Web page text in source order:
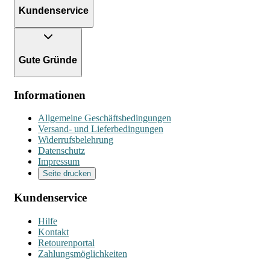
Kundenservice
Gute Gründe
Informationen
Allgemeine Geschäftsbedingungen
Versand- und Lieferbedingungen
Widerrufsbelehrung
Datenschutz
Impressum
Seite drucken
Kundenservice
Hilfe
Kontakt
Retourenportal
Zahlungsmöglichkeiten